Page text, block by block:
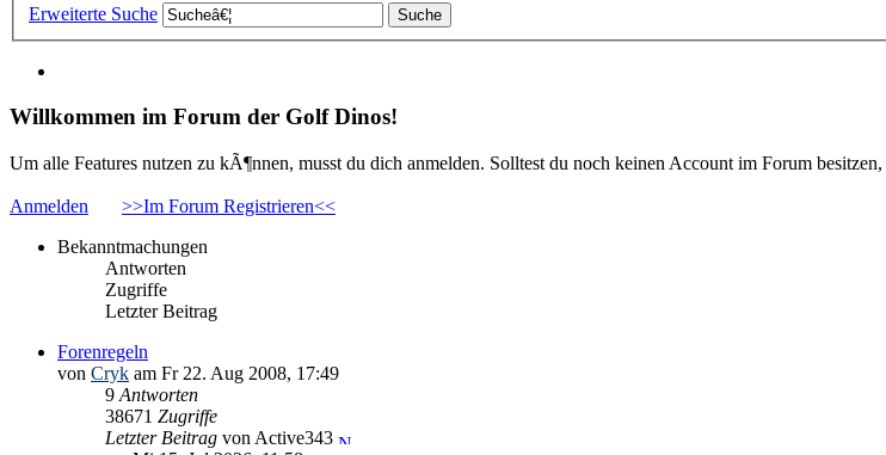
Erweiterte Suche
Willkommen im Forum der Golf Dinos!
Um alle Features nutzen zu kÃ¶nnen, musst du dich anmelden. Solltest du noch keinen Account im Forum
Anmelden
>>Im Forum Registrieren<<
Bekanntmachungen
Antworten
Zugriffe
Letzter Beitrag
Forenregeln
von Cryk am Fr 22. Aug 2008, 17:49
9 Antworten
38671 Zugriffe
Letzter Beitrag von Active343